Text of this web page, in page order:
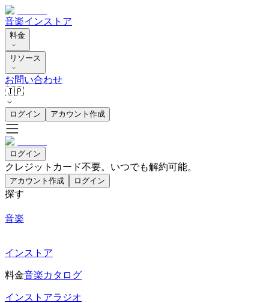
音楽インストア
料金
リソース
お問い合わせ
🇯🇵
ログイン アカウント作成
ログイン
クレジットカード不要。いつでも解約可能。
アカウント作成 ログイン
探す
音楽
インストア
料金音楽カタログ
インストアラジオ